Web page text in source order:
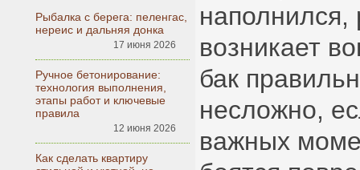
Рыбалка с берега: пеленгас,
нереис и дальняя донка
17 июня 2026
Ручное бетонирование:
технология выполнения,
этапы работ и ключевые
правила
12 июня 2026
Как сделать квартиру
наполнился,
возникает
бак
несложно,
важных